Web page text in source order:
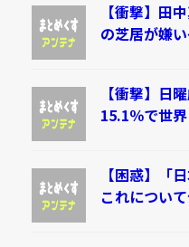
【衝撃】田
の芝居が嫌
【衝撃】日
15.1％で世
【困惑】「
これについ